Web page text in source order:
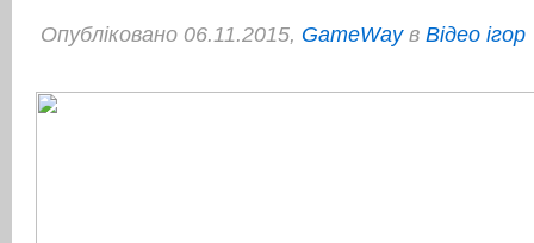
Опубліковано 06.11.2015, GameWayв Відео ігор